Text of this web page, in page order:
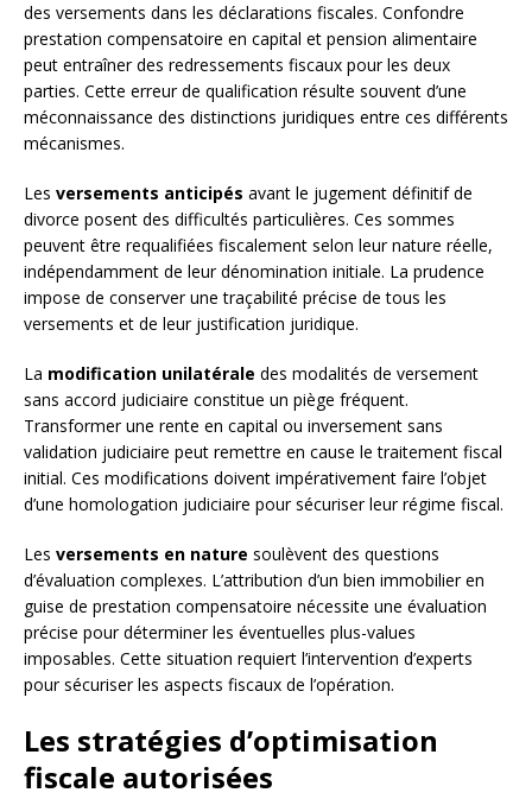
des versements dans les déclarations fiscales. Confondre
prestation compensatoire en capital et pension alimentaire
peut entraîner des redressements fiscaux pour les deux
parties. Cette erreur de qualification résulte souvent d’une
méconnaissance des distinctions juridiques entre ces différents
mécanismes.
Les versements anticipés avant le jugement définitif de
divorce posent des difficultés particulières. Ces sommes
peuvent être requalifiées fiscalement selon leur nature réelle,
indépendamment de leur dénomination initiale. La prudence
impose de conserver une traçabilité précise de tous les
versements et de leur justification juridique.
La modification unilatérale des modalités de versement
sans accord judiciaire constitue un piège fréquent.
Transformer une rente en capital ou inversement sans
validation judiciaire peut remettre en cause le traitement fiscal
initial. Ces modifications doivent impérativement faire l’objet
d’une homologation judiciaire pour sécuriser leur régime fiscal.
Les versements en nature soulèvent des questions
d’évaluation complexes. L’attribution d’un bien immobilier en
guise de prestation compensatoire nécessite une évaluation
précise pour déterminer les éventuelles plus-values
imposables. Cette situation requiert l’intervention d’experts
pour sécuriser les aspects fiscaux de l’opération.
Les stratégies d’optimisation
fiscale autorisées